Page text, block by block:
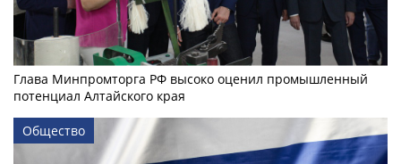
Глава Минпромторга РФ высоко оценил промышленный
потенциал Алтайского края
Общество